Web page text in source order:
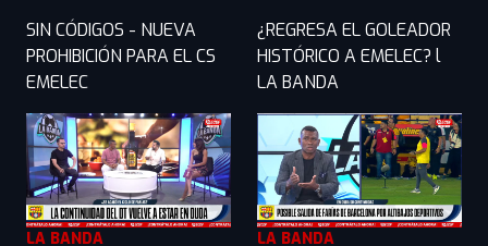
SIN CÓDIGOS - NUEVA
PROHIBICIÓN PARA EL CS
EMELEC
¿REGRESA EL GOLEADOR
HISTÓRICO A EMELEC? l
LA BANDA
LA BANDA LA BANDA